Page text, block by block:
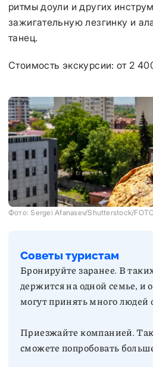
ритмы доули и других
зажигательную лезгинку и
танец.
Стоимость экскурсии: от 2
Фото: Sergei Afanasev/Shutterstock/
Советы туристам
Бронируйте заранее. В
держится на одной семье, и
Приезжайте компанией. Так